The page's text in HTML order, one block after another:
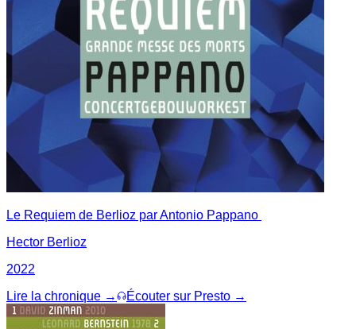
Le Requiem de Berlioz par Antonio Pappano
Hector Berlioz
2022
Lire la chronique →
Écouter sur Presto →